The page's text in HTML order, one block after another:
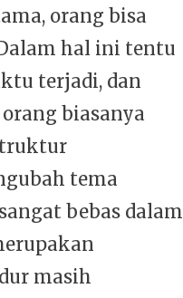
orang bisa
hal ini tentu
terjadi, dan
biasanya
tema
bebas dalam
masih